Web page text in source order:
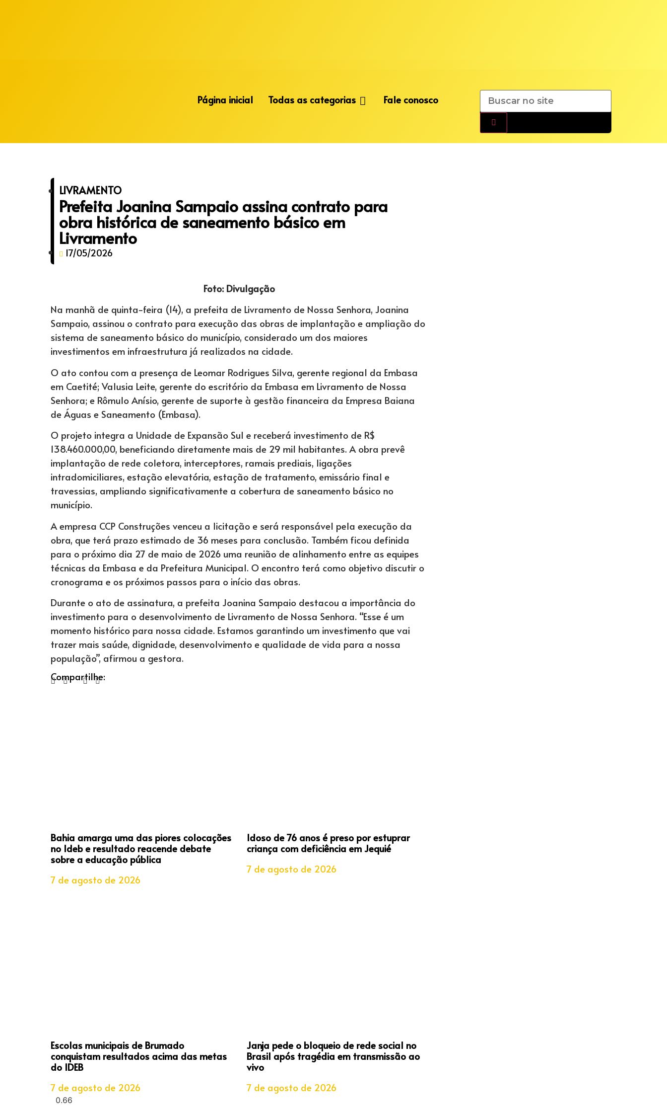
Página inicial Todas as categorias Fale conosco
LIVRAMENTO
Prefeita Joanina Sampaio assina contrato para
obra histórica de saneamento básico em
Livramento
17/05/2026
Foto: Divulgação
Na manhã de quinta-feira (14), a prefeita de Livramento de Nossa Senhora, Joanina
Sampaio, assinou o contrato para execução das obras de implantação e ampliação do
sistema de saneamento básico do município, considerado um dos maiores
investimentos em infraestrutura já realizados na cidade.
O ato contou com a presença de Leomar Rodrigues Silva, gerente regional da Embasa
em Caetité; Valusia Leite, gerente do escritório da Embasa em Livramento de Nossa
Senhora; e Rômulo Anísio, gerente de suporte à gestão financeira da Empresa Baiana
de Águas e Saneamento (Embasa).
O projeto integra a Unidade de Expansão Sul e receberá investimento de R$
138.460.000,00, beneficiando diretamente mais de 29 mil habitantes. A obra prevê
implantação de rede coletora, interceptores, ramais prediais, ligações
intradomiciliares, estação elevatória, estação de tratamento, emissário final e
travessias, ampliando significativamente a cobertura de saneamento básico no
município.
A empresa CCP Construções venceu a licitação e será responsável pela execução da
obra, que terá prazo estimado de 36 meses para conclusão. Também ficou definida
para o próximo dia 27 de maio de 2026 uma reunião de alinhamento entre as equipes
técnicas da Embasa e da Prefeitura Municipal. O encontro terá como objetivo discutir o
cronograma e os próximos passos para o início das obras.
Durante o ato de assinatura, a prefeita Joanina Sampaio destacou a importância do
investimento para o desenvolvimento de Livramento de Nossa Senhora. “Esse é um
momento histórico para nossa cidade. Estamos garantindo um investimento que vai
trazer mais saúde, dignidade, desenvolvimento e qualidade de vida para a nossa
população”, afirmou a gestora.
Compartilhe:
Bahia amarga uma das piores colocações
no Ideb e resultado reacende debate
sobre a educação pública
7 de agosto de 2026
Idoso de 76 anos é preso por estuprar
criança com deficiência em Jequié
7 de agosto de 2026
Escolas municipais de Brumado
conquistam resultados acima das metas
do IDEB
7 de agosto de 2026
Janja pede o bloqueio de rede social no
Brasil após tragédia em transmissão ao
vivo
7 de agosto de 2026